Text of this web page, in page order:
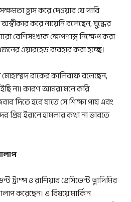
হ্রাস করে দেওয়ার যে দাবি
করে নায়েনি বলেছেন, যুদ্ধের
ক্ষেপণাস্ত্র নিক্ষেপ করা
ওয়ারহেড ব্যবহার করা হচ্ছে।
মোহাম্মদ বাকের কালিবাফ বলেছেন,
না। কারণ আমরা মনে করি
দিতে হবে যাতে সে শিক্ষা পায় এবং
ইরানে হামলার কথা না ভাবতে
ট্রাম্প ও রাশিয়ার প্রেসিডেন্ট ভ্লাদিমির
করেছেন। এ বিষয়ে মার্কিন